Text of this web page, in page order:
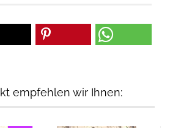
empfehlen wir Ihnen: